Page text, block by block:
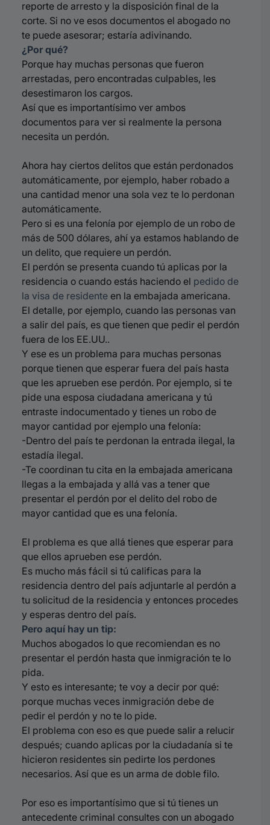
reporte de arresto y la disposición final de la
corte. Si no ve esos documentos el abogado no
te puede asesorar; estaría adivinando.
¿Por qué?
Porque hay muchas personas que fueron
arrestadas, pero encontradas culpables, les
desestimaron los cargos.
Así que es importantísimo ver ambos
documentos para ver si realmente la persona
necesita un perdón.
Ahora hay ciertos delitos que están perdonados
automáticamente, por ejemplo, haber robado a
una cantidad menor una sola vez te lo perdonan
automáticamente.
Pero si es una felonía por ejemplo de un robo de
más de 500 dólares, ahí ya estamos hablando de
un delito, que requiere un perdón.
El perdón se presenta cuando tú aplicas por la
residencia o cuando estás haciendo el pedido de
la visa de residente en la embajada americana.
El detalle, por ejemplo, cuando las personas van
a salir del país, es que tienen que pedir el perdón
fuera de los EE.UU..
Y ese es un problema para muchas personas
porque tienen que esperar fuera del país hasta
que les aprueben ese perdón. Por ejemplo, si te
pide una esposa ciudadana americana y tú
entraste indocumentado y tienes un robo de
mayor cantidad por ejemplo una felonía:
-Dentro del país te perdonan la entrada ilegal, la
estadía ilegal.
-Te coordinan tu cita en la embajada americana
llegas a la embajada y allá vas a tener que
presentar el perdón por el delito del robo de
mayor cantidad que es una felonía.
El problema es que allá tienes que esperar para
que ellos aprueben ese perdón.
Es mucho más fácil si tú calificas para la
residencia dentro del país adjuntarle al perdón a
tu solicitud de la residencia y entonces procedes
y esperas dentro del país.
Pero aquí hay un tip:
Muchos abogados lo que recomiendan es no
presentar el perdón hasta que inmigración te lo
pida.
Y esto es interesante; te voy a decir por qué:
porque muchas veces inmigración debe de
pedir el perdón y no te lo pide.
El problema con eso es que puede salir a relucir
después; cuando aplicas por la ciudadanía si te
hicieron residentes sin pedirte los perdones
necesarios. Así que es un arma de doble filo.
Por eso es importantísimo que si tú tienes un
antecedente criminal consultes con un abogado